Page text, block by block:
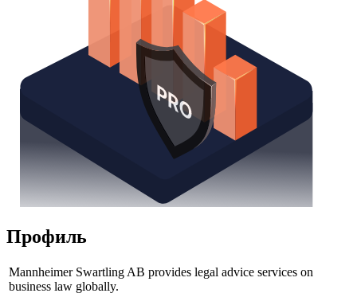
Профиль
Mannheimer Swartling AB provides legal advice services on
business law globally.